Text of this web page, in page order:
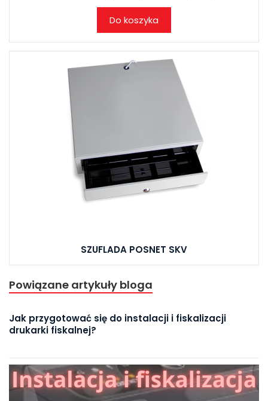
Do koszyka
SZUFLADA POSNET SKV
Powiązane artykuły bloga
Jak przygotować się do instalacji i fiskalizacji
drukarki fiskalnej?